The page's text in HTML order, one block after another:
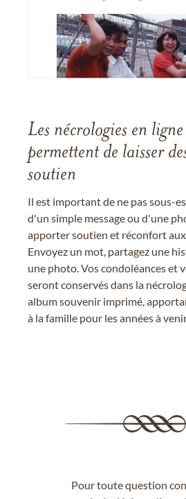
Les nécrologies en
permettent de laisser
soutien
Il est important de ne pas sous-
d'un simple message ou d'une
apporter soutien et réconfort aux
Envoyez un mot, partagez une
une photo. Vos condoléances et
seront conservés dans la
album souvenir imprimé,
à la famille pour les années à
Pour toute question